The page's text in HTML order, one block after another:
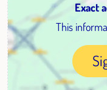
Exact
This